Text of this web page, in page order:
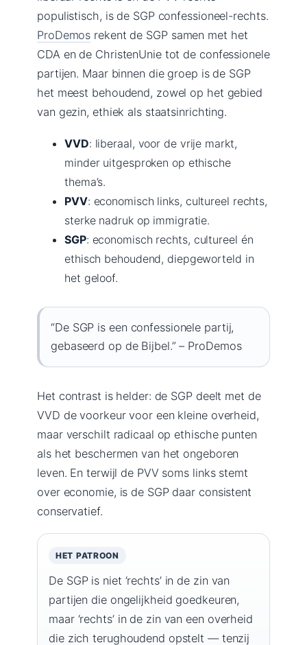
populistisch, is de SGP confessioneel-rechts.
ProDemos rekent de SGP samen met het
CDA en de ChristenUnie tot de confessionele
partijen. Maar binnen die groep is de SGP
het meest behoudend, zowel op het gebied
van gezin, ethiek als staatsinrichting.
VVD: liberaal, voor de vrije markt,
minder uitgesproken op ethische
thema’s.
PVV: economisch links, cultureel rechts,
sterke nadruk op immigratie.
SGP: economisch rechts, cultureel én
ethisch behoudend, diepgeworteld in
het geloof.
“De SGP is een confessionele partij,
gebaseerd op de Bijbel.” – ProDemos
Het contrast is helder: de SGP deelt met de
VVD de voorkeur voor een kleine overheid,
maar verschilt radicaal op ethische punten
als het beschermen van het ongeboren
leven. En terwijl de PVV soms links stemt
over economie, is de SGP daar consistent
conservatief.
HET PATROON
De SGP is niet ‘rechts’ in de zin van
partijen die ongelijkheid goedkeuren,
maar ‘rechts’ in de zin van een overheid
die zich terughoudend opstelt — tenzij